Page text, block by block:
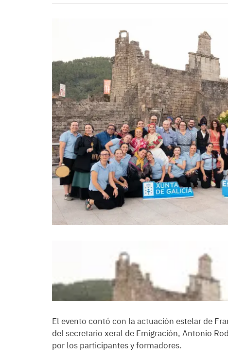
El evento contó con la actuación estelar de
del secretario xeral de Emigración, Antonio
por los participantes y formadores.